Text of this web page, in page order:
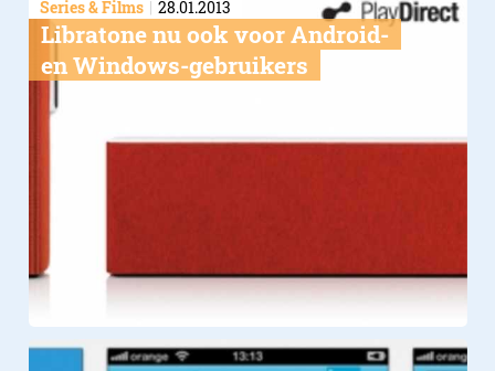
Series & Films 28.01.2013
Libratone nu ook voor Android-
en Windows-gebruikers